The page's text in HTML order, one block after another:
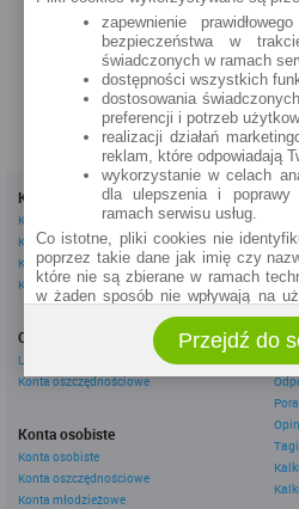
Św. Ducha 5 (24h)
szczegóły »
Kredyty
Kredyty gotówkowe
Kredyty hipoteczne
Kredyty konsolidacyjne
Kredyty na samochód
Oszczędzanie
Lokaty
Konta oszczędnościowe
Konta osobiste
Konta osobiste
Konta oszczędnościowe
Konta młodzieżowe
Dla
Tagi
zapewnienie
bezpieczeństwa w
świadczonych w ramach
dostępności wszystkich
dostosowania
preferencji i potrzeb
realizacji działań
reklam, które odpowiadają
wykorzystanie w celach
dla ulepszenia i poprawy
ramach serwisu usług.
Co istotne, pliki cookies nie
poprzez takie dane jak imię czy
które nie są zbierane w ramach
w żaden sposób nie wpływają na
Zakres wykorzystywania
określenia w ustawieniach
wprowadzenia zmian ustawień,
być zapisywane w pamięci Twojego
Administratorem danych
spółka Rankomat.pl Sp. z o.o.
k.) z siedzibą w Warszawie, ul.
Możesz jako użytkownik w
administratorem pod adresem
Przejdź do